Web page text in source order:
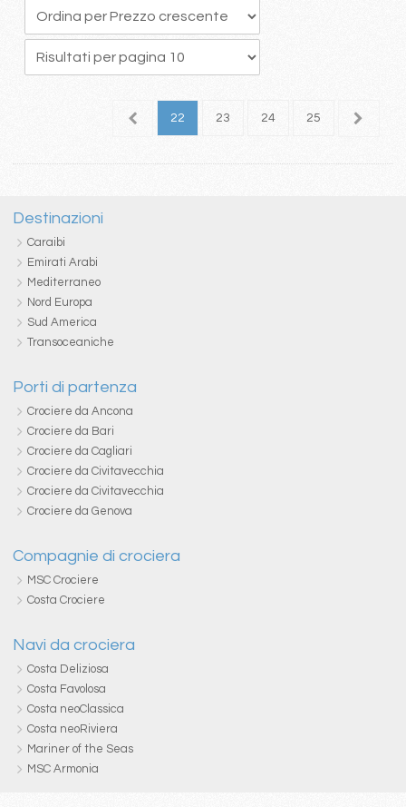
21 22 23 24 25 26
Destinazioni
Caraibi
Emirati Arabi
Mediterraneo
Nord Europa
Sud America
Transoceaniche
Porti di partenza
Crociere da Ancona
Crociere da Bari
Crociere da Cagliari
Crociere da Civitavecchia
Crociere da Civitavecchia
Crociere da Genova
Compagnie di crociera
MSC Crociere
Costa Crociere
Navi da crociera
Costa Deliziosa
Costa Favolosa
Costa neoClassica
Costa neoRiviera
Mariner of the Seas
MSC Armonia